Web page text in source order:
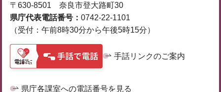
〒630-8501 奈良市登大路町30
県庁代表電話番号： 0742-22-1101
（受付：午前8時30分から午後5時15分）
手話リンクのご案内
県庁各課室への電話番号を見る